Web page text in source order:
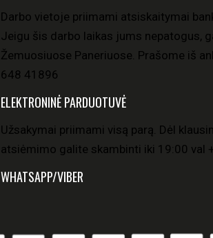
Darbo vietoje priimami atsiskaitymai
Jeigu šis darbo laikas jums nepatogus,
Žemuosiuose Paneriuose. Prašome iš
648 41896
ELEKTRONINĖ PARDUOTUVĖ
Užsakymai priimami visą parą. Dėl
atsiėmimo galite skambinti iki 19:00 val
WHATSAPP/VIBER